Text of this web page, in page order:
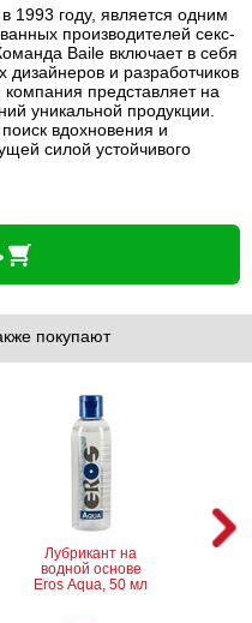
1993 году, является одним
производителей секс-
Baile включает в себя
и разработчиков
представляет на
уникальной продукции.
вдохновения и
силой устойчивого
покупают
Лубрикант на
водной основе
Eros Aqua, 50 мл